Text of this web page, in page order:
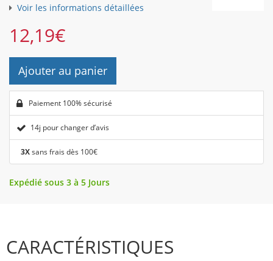
Voir les informations détaillées
12,19€
Ajouter au panier
Paiement 100% sécurisé
14j pour changer d’avis
3Xsans frais dès 100€
Expédié sous 3 à 5 Jours
CARACTÉRISTIQUES